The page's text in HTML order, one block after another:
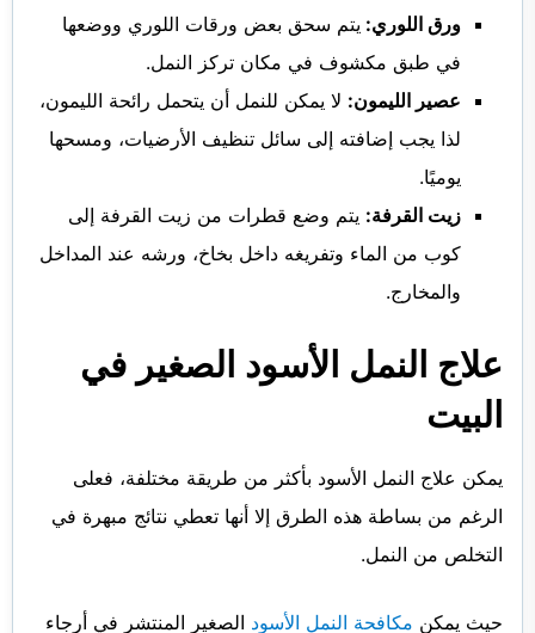
ورق اللوري: يتم سحق بعض ورقات اللوري ووضعها
في طبق مكشوف في مكان تركز النمل.
عصير الليمون: لا يمكن للنمل أن يتحمل رائحة الليمون،
لذا يجب إضافته إلى سائل تنظيف الأرضيات، ومسحها
يوميًا.
زيت القرفة: يتم وضع قطرات من زيت القرفة إلى
كوب من الماء وتفريغه داخل بخاخ، ورشه عند المداخل
والمخارج.
علاج النمل الأسود الصغير في
البيت
يمكن علاج النمل الأسود بأكثر من طريقة مختلفة، فعلى
الرغم من بساطة هذه الطرق إلا أنها تعطي نتائج مبهرة في
التخلص من النمل.
حيث يمكن مكافحة النمل الأسود الصغير المنتشر في أرجاء